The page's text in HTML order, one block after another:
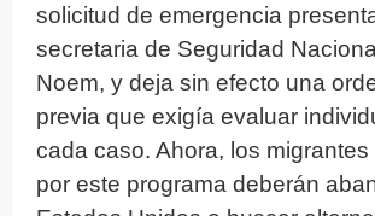
solicitud de emergencia
secretaria de Seguridad
Noem, y deja sin efecto una
previa que exigía evaluar
cada caso. Ahora, los
por este programa deberán